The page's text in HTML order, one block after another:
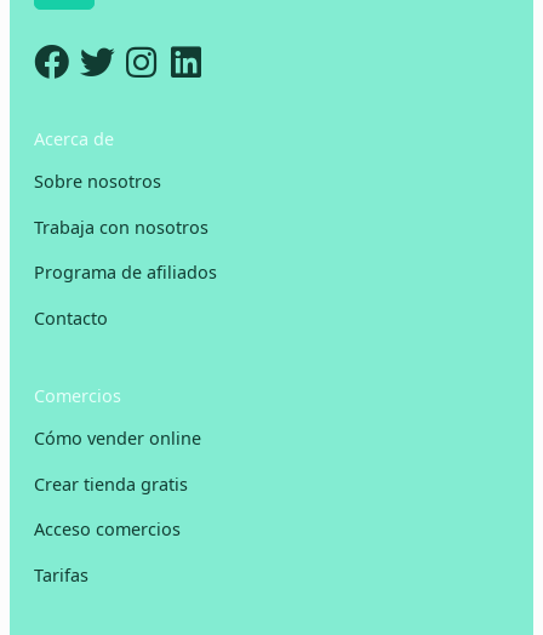
Acerca de
Sobre nosotros
Trabaja con nosotros
Programa de afiliados
Contacto
Comercios
Cómo vender online
Crear tienda gratis
Acceso comercios
Tarifas